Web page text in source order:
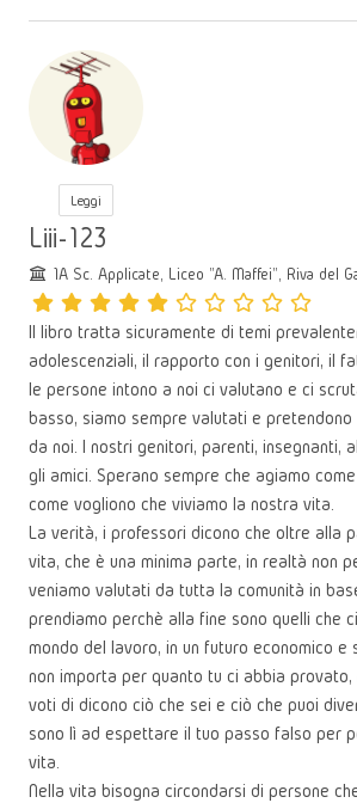
Leggi
Liii-123
1A Sc. Applicate, Liceo "A. Maffei", Riva del
Il libro tratta sicuramente di temi
adolescenziali, il rapporto con i genitori, il
le persone intono a noi ci valutano e ci
basso, siamo sempre valutati e pretendono
da noi. I nostri genitori, parenti, insegnanti,
gli amici. Sperano sempre che agiamo
come vogliono che viviamo la nostra vita.
La verità, i professori dicono che oltre alla
vita, che è una minima parte, in realtà non
veniamo valutati da tutta la comunità in
prendiamo perchè alla fine sono quelli che
mondo del lavoro, in un futuro economico e
non importa per quanto tu ci abbia provato,
voti di dicono ciò che sei e ciò che puoi
sono lì ad espettare il tuo passo falso per
vita.
Nella vita bisogna circondarsi di persone